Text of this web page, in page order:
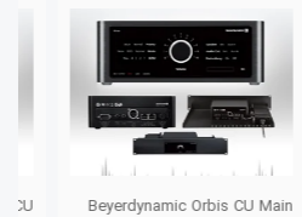
Beyerdynamic Orbis CU